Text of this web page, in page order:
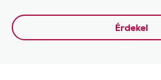
Érdekel